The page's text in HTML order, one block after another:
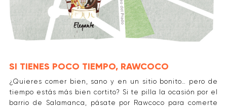
SI TIENES POCO TIEMPO, RAWCOCO
¿Quieres comer bien, sano y en un sitio bonito… pero de
tiempo estás más bien cortito? Si te pilla la ocasión por el
barrio de Salamanca, pásate por Rawcoco para comerte